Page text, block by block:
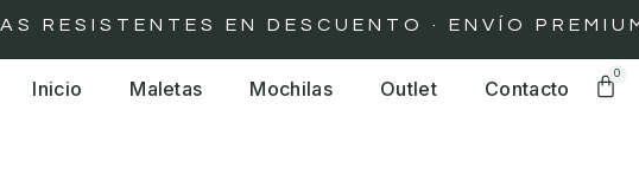
EN DESCUENTO · ENVÍO PREMIUM
Inicio Maletas Mochilas Outlet Contacto
0